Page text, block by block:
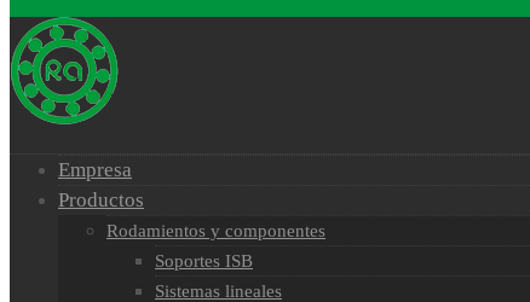
Empresa
Productos
Rodamientos y componentes
Soportes ISB
Sistemas lineales